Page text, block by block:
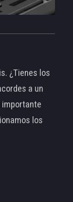
¿Tienes los
a un
importante
los